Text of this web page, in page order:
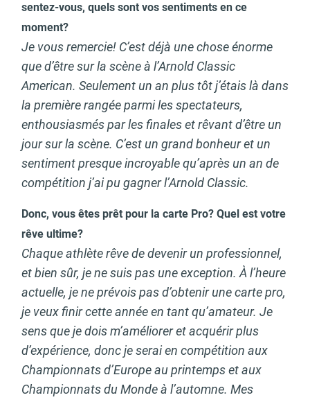
sentez-vous, quels sont vos sentiments en ce
moment?
Je vous remercie! C’est déjà une chose énorme
que d’être sur la scène à l’Arnold Classic
American. Seulement un an plus tôt j’étais là dans
la première rangée parmi les spectateurs,
enthousiasmés par les finales et rêvant d’être un
jour sur la scène. C’est un grand bonheur et un
sentiment presque incroyable qu’après un an de
compétition j’ai pu gagner l’Arnold Classic.
Donc, vous êtes prêt pour la carte Pro? Quel est votre
rêve ultime?
Chaque athlète rêve de devenir un professionnel,
et bien sûr, je ne suis pas une exception. À l’heure
actuelle, je ne prévois pas d’obtenir une carte pro,
je veux finir cette année en tant qu’amateur. Je
sens que je dois m’améliorer et acquérir plus
d’expérience, donc je serai en compétition aux
Championnats d’Europe au printemps et aux
Championnats du Monde à l’automne. Mes